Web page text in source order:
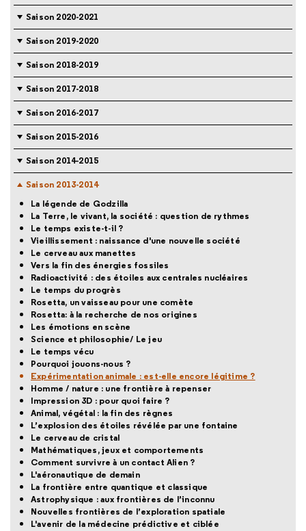
Saison 2020-2021
Saison 2019-2020
Saison 2018-2019
Saison 2017-2018
Saison 2016-2017
Saison 2015-2016
Saison 2014-2015
Saison 2013-2014
La légende de Godzilla
La Terre, le vivant, la société : question de rythmes
Le temps existe-t-il ?
Vieillissement : naissance d'une nouvelle société
Le cerveau aux manettes
Vers la fin des énergies fossiles
Radioactivité : des étoiles aux centrales nucléaires
Le temps du progrès
Rosetta, un vaisseau pour une comète
Rosetta: à la recherche de nos origines
Les émotions en scène
Science et philosophie/ Le jeu
Le temps vécu
Pourquoi jouons-nous ?
Expérimentation animale : est-elle encore légitime ?
Homme / nature : une frontière à repenser
Impression 3D : pour quoi faire ?
Animal, végétal : la fin des règnes
L’explosion des étoiles révélée par une fontaine
Le cerveau de cristal
Mathématiques, jeux et comportements
Comment survivre à un contact Alien ?
L'aéronautique de demain
La frontière entre quantique et classique
Astrophysique : aux frontières de l’inconnu
Nouvelles frontières de l’exploration spatiale
L'avenir de la médecine prédictive et ciblée